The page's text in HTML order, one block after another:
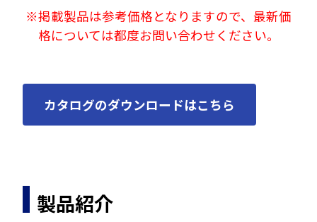
※掲載製品は参考価格となりますので、最新価
格については都度お問い合わせください。
カタログのダウンロードはこちら
製品紹介